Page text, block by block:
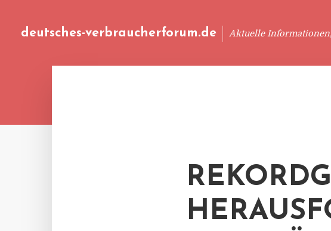
deutsches-verbraucherforum.de Aktuelle